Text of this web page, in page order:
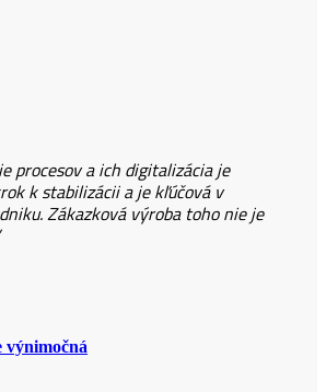
procesov a ich digitalizácia je
k stabilizácii a je kľúčová v
Zákazková výroba toho nie je
výnimočná